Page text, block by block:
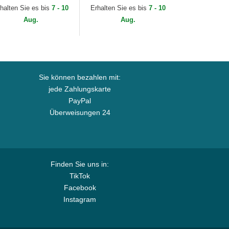
Angeles Dodgers
von New Era
Sie es bis 7 - 10
Aug.
Los Angeles Dodgers
MLB von New Era
Erhalten Sie es bis7 - 10
Aug.
Sie können bezahlen mit:
jede Zahlungskarte
PayPal
Überweisungen 24
Finden Sie uns in:
TikTok
Facebook
Instagram